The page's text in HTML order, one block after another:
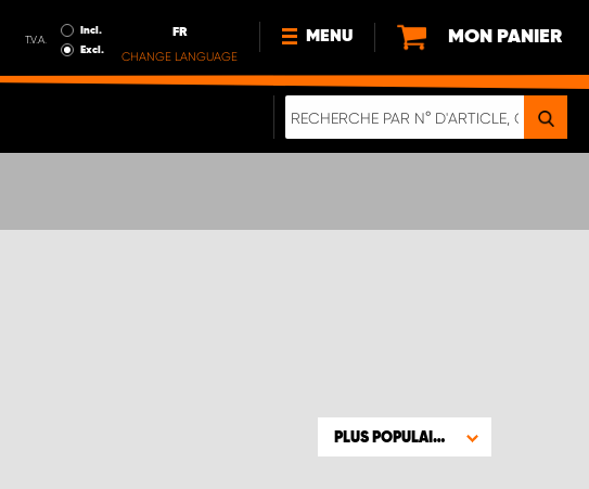
T.V.A.
Incl.
Excl.
FR
CHANGE LANGUAGE
MENU
NOUVEAUTÉS
MON PANIER
PLUS POPULAIRE